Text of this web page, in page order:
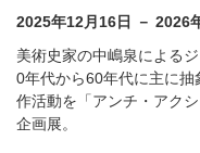
2025年12月16日 － 2026
美術史家の中嶋泉による
0年代から60年代に主に抽
作活動を「アンチ・アク
企画展。